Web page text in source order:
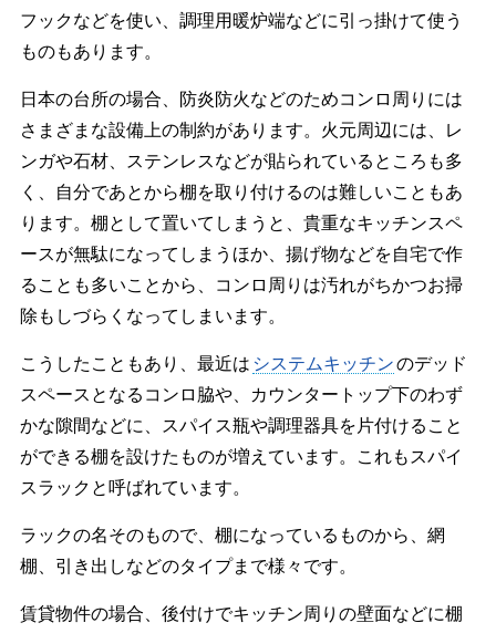
フックなどを使い、調理用暖炉端などに引っ掛けて使う
ものもあります。
日本の台所の場合、防炎防火などのためコンロ周りには
さまざまな設備上の制約があります。火元周辺には、レ
ンガや石材、ステンレスなどが貼られているところも多
く、自分であとから棚を取り付けるのは難しいこともあ
ります。棚として置いてしまうと、貴重なキッチンスペ
ースが無駄になってしまうほか、揚げ物などを自宅で作
ることも多いことから、コンロ周りは汚れがちかつお掃
除もしづらくなってしまいます。
こうしたこともあり、最近は システムキッチンのデッド
スペースとなるコンロ脇や、カウンタートップ下のわず
かな隙間などに、スパイス瓶や調理器具を片付けること
ができる棚を設けたものが増えています。これもスパイ
スラックと呼ばれています。
ラックの名そのもので、棚になっているものから、網
棚、引き出しなどのタイプまで様々です。
賃貸物件の場合、後付けでキッチン周りの壁面などに棚